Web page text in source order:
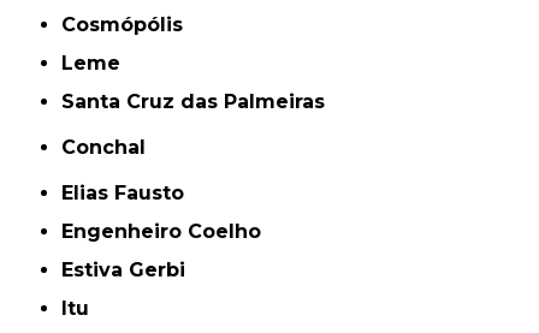
Cosmópólis
Leme
Santa Cruz das Palmeiras
Conchal
Elias Fausto
Engenheiro Coelho
Estiva Gerbi
Itu